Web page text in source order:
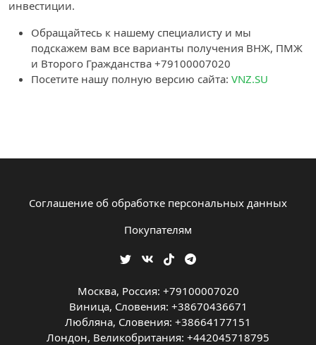
инвестиции.
Обращайтесь к нашему специалисту и мы
подскажем вам все варианты получения ВНЖ, ПМЖ
и Второго Гражданства +79100007020
Посетите нашу полную версию сайта: VNZ.SU
Соглашение об обработке персональных данных
Покупателям
Москва, Россия: +79100007020
Виница, Словения: +38670436671
Любляна, Словения: +38664177151
Лондон, Великобритания: +442045718795